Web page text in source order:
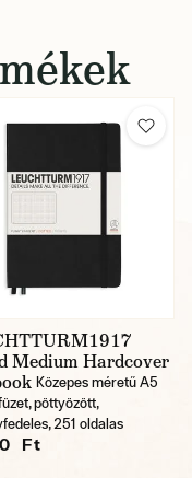
Medium Hardcover
Közepes méretű A5
pöttyözött,
251 oldalas
Ft